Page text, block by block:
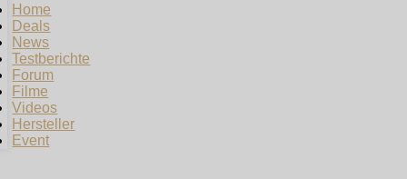
Home
Deals
News
Testberichte
Forum
Filme
Videos
Hersteller
Event